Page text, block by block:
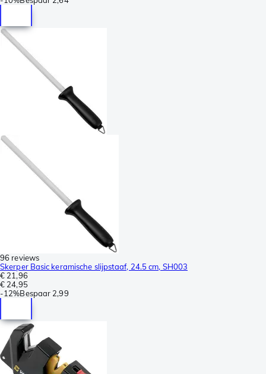
96 reviews
Skerper Basic keramische slijpstaaf, 24.5 cm, SH003
€ 21,96
€ 24,95
-12%Bespaar 2,99